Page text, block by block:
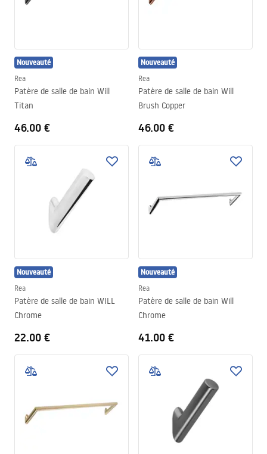
Nouveauté
Rea
Patère de salle de bain Will
Titan
46.00 €
Nouveauté
Rea
Patère de salle de bain Will
Brush Copper
46.00 €
Nouveauté
Rea
Patère de salle de bain WILL
Chrome
22.00 €
Nouveauté
Rea
Patère de salle de bain Will
Chrome
41.00 €